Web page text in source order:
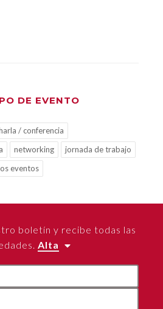
DE EVENTO
/ conferencia
networking
jornada de trabajo
eventos
boletín y recibe todas las
Alta